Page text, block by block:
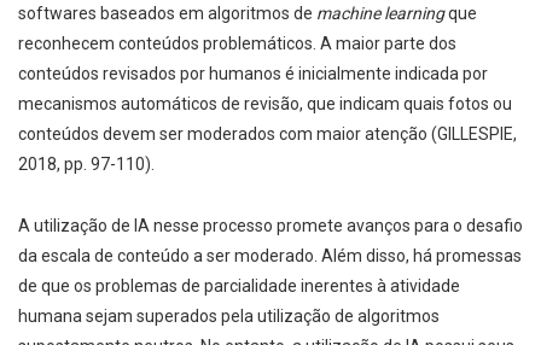
softwares baseados em algoritmos de machine learningque
reconhecem conteúdos problemáticos. A maior parte dos
conteúdos revisados por humanos é inicialmente indicada por
mecanismos automáticos de revisão, que indicam quais fotos ou
conteúdos devem ser moderados com maior atenção (GILLESPIE,
2018, pp. 97-110).
A utilização de IA nesse processo promete avanços para o desafio
da escala de conteúdo a ser moderado. Além disso, há promessas
de que os problemas de parcialidade inerentes à atividade
humana sejam superados pela utilização de algoritmos